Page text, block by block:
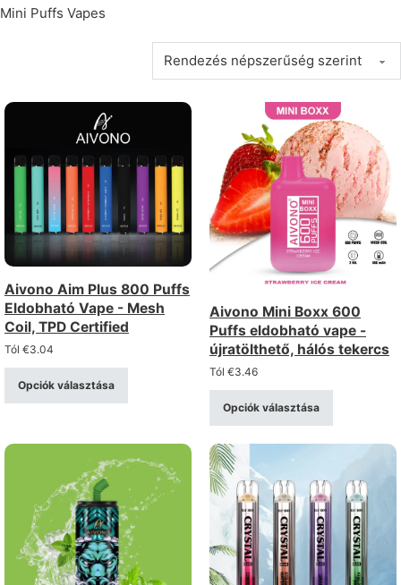
Mini Puffs Vapes
Aivono Aim Plus 800 Puffs
Eldobható Vape - Mesh
Coil, TPD Certified
Tól €3.04
Opciók választása
Aivono Mini Boxx 600
Puffs eldobható vape -
újratölthető, hálós tekercs
Tól €3.46
Opciók választása